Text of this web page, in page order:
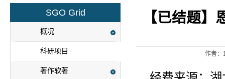
SGO Grid
概况
科研项目
著作软著
【已结题
作者：